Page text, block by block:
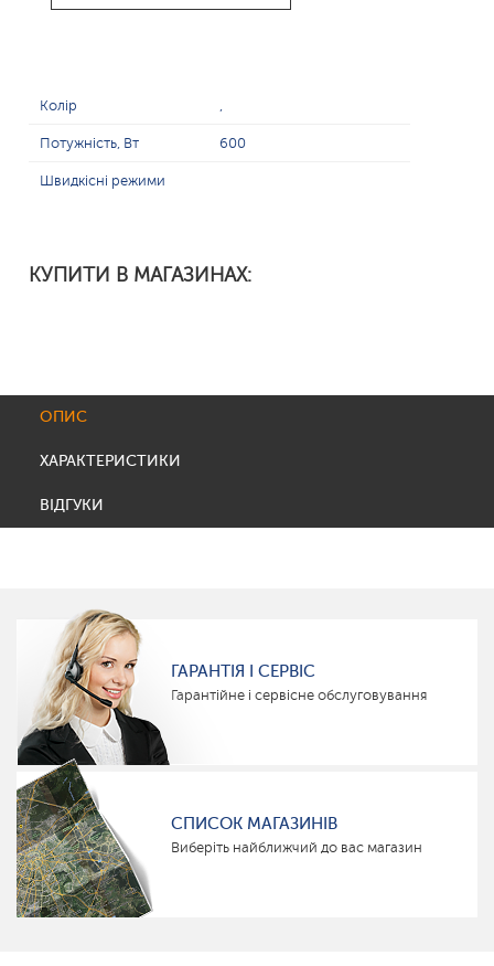
Колір ,
Потужність, Вт 600
Швидкісні режими
КУПИТИ В МАГАЗИНАХ:
ОПИС
ХАРАКТЕРИСТИКИ
ВІДГУКИ
ГАРАНТІЯ І СЕРВІС
Гарантійне і сервісне обслуговування
СПИСОК МАГАЗИНІВ
Виберіть найближчий до вас магазин